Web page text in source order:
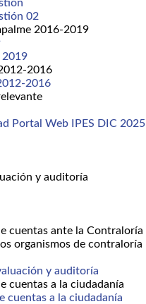
02
2016-2019
2019
2016
2016
Portal Web IPES DIC 2025
y auditoría
cuentas ante la Contraloría
organismos de contraloría
y auditoría
cuentas a la ciudadanía
cuentas a la ciudadanía